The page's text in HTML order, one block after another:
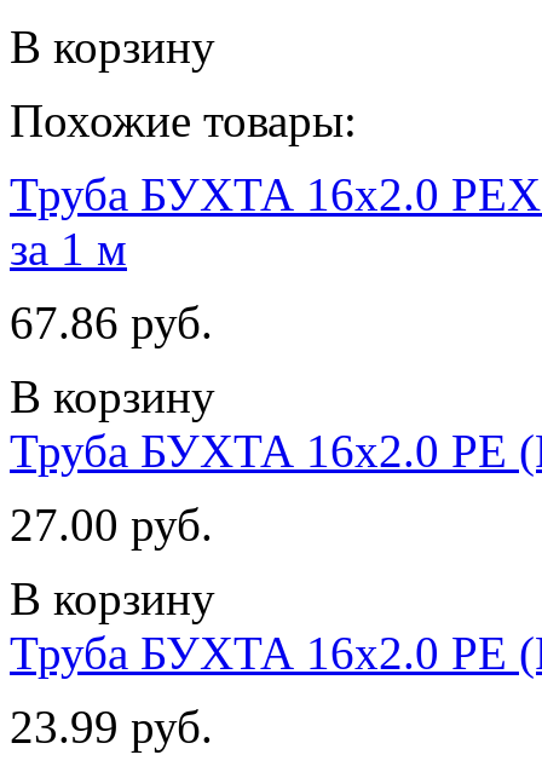
В корзину
Похожие товары:
Труба БУХТА 16х2.0
за 1 м
67.86 руб.
В корзину
Труба БУХТА 16х2.0 PE
27.00 руб.
В корзину
Труба БУХТА 16х2.0 PE
23.99 руб.